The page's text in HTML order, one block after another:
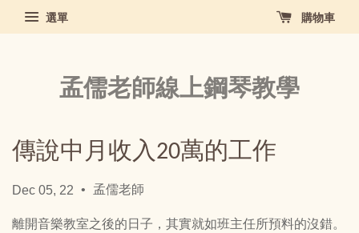
選單 購物車
孟儒老師線上鋼琴教學
傳說中月收入20萬的工作
Dec 05, 22 • 孟儒老師
離開音樂教室之後的日子，其實就如班主任所預料的沒錯。